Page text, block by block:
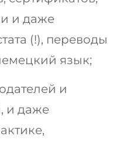
и даже
(!), переводы
язык;
и
и даже